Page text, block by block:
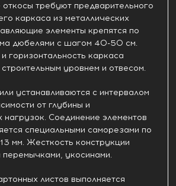
откосы требуют предварительного
каркаса из металлических
элементы крепятся по
дюбелями с шагом 40-50 см.
горизонтальность каркаса
уровнем и отвесом.
устанавливаются с интервалом
от глубины и
нагрузок. Соединение элементов
специальными саморезами по
мм. Жесткость конструкции
перемычками, укосинами.
листов выполняется